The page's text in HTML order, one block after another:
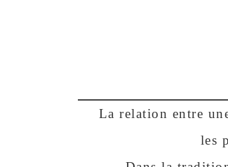
La relation entre
les